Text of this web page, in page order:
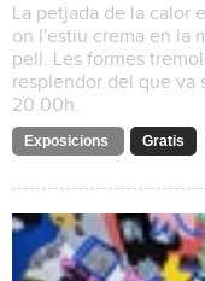
La petjada de la calor
on l'estiu crema en la
pell. Les formes
resplendor del que va
20.00h.
Exposicions Gratis